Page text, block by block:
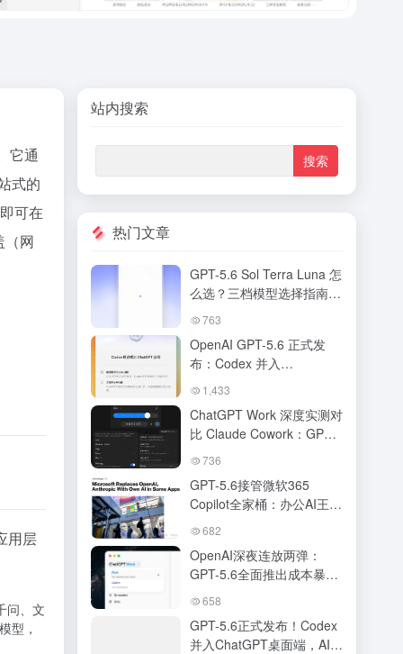
它通
式的
可在
（网
用层
问、文
型，
站内搜索
热门文章
GPT-5.6 Sol Terra Luna 怎
么选？三档模型选择指南与
搭配策略详解
763
OpenAI GPT-5.6 正式发
布：Codex 并入
ChatGPT，新版桌面端打
造「AI工作台」全解析
1,433
ChatGPT Work 深度实测对
比 Claude Cowork：GPT-
5.6 驱动下 OpenAI 真追上
极对决
736
GPT-5.6接管微软365
Copilot全家桶：办公AI王座
易主，DeepSWE跑分碾压
Agent塞进手机
682
OpenAI深夜连放两弹：
GPT-5.6全面推出成本暴打
Fable-5，ChatGPT与
658
GPT-5.6正式发布！Codex
并入ChatGPT桌面端，AI超